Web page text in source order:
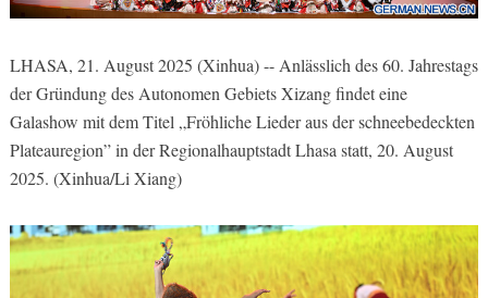
LHASA, 21. August 2025 (Xinhua) -- Anlässlich des 60. Jahrestags
der Gründung des Autonomen Gebiets Xizang findet eine
Galashow mit dem Titel „Fröhliche Lieder aus der schneebedeckten
Plateauregion” in der Regionalhauptstadt Lhasa statt, 20. August
2025. (Xinhua/Li Xiang)